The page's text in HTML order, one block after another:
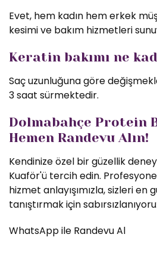
Evet, hem kadın hem erkek
kesimi ve bakım hizmetleri
Keratin bakımı ne
Saç uzunluğuna göre
3 saat sürmektedir.
Dolmabahçe Protein
Hemen Randevu Alın!
Kendinize özel bir güzellik
Kuaför'ü tercih edin.
hizmet anlayışımızla, sizleri en
tanıştırmak için
WhatsApp ile Randevu Al